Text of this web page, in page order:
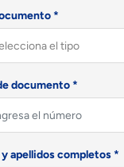
*
el tipo
documento *
apellidos completos *